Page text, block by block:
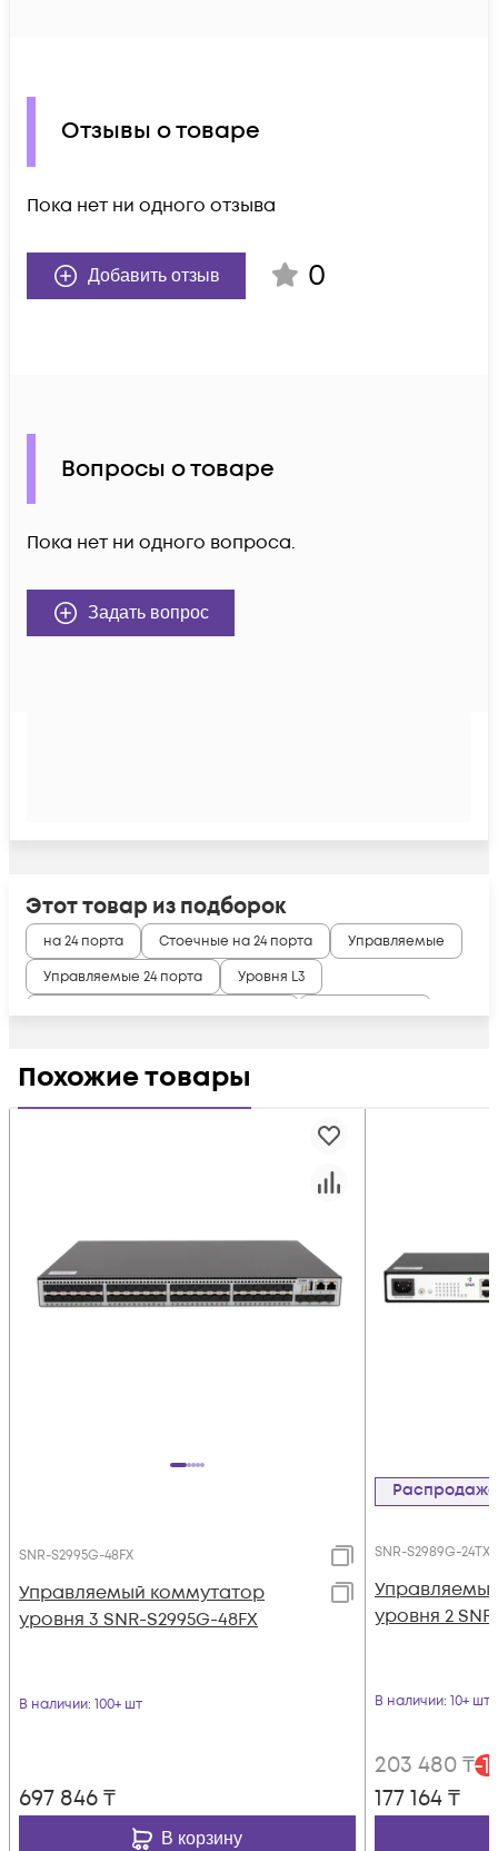
Отзывы о товаре
Пока нет ни одного отзыва
Добавить отзыв 0
Вопросы о товаре
Пока нет ни одного вопроса.
Задать вопрос
Этот товар из подборок
на 24 порта Стоечные на 24 порта
Управляемые
Управляемые 24 порта
Уровня L3
Cisco с поддержкой стекирования
L3 на 24 порта
Похожие товары
SNR-S2995G-48FX
Управляемый коммутатор
уровня 3 SNR-S2995G-48FX
В наличии: 100+ шт
697 846₸
В корзину
Распродажа
SNR-S2989G-24TX
уровня 2
В наличии: 10+ шт
203 480₸-
177 164₸